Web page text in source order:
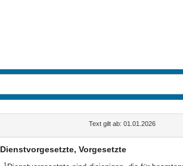
Text gilt ab: 01.01.2026
Dienstvorgesetzte, Vorgesetzte
1